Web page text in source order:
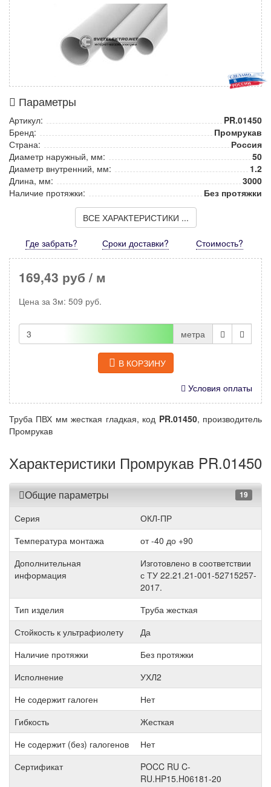
Параметры
Артикул:
PR.01450
Бренд:
Промрукав
Страна:
Россия
Диаметр наружный, мм:
50
Диаметр внутренний, мм:
1.2
Длина, мм:
3000
Наличие протяжки:
Без протяжки
ВСЕ ХАРАКТЕРИСТИКИ ...
Где забрать? Сроки доставки? Стоимость?
169,43 руб / м
Цена за 3м: 509 руб.
метра
В КОРЗИНУ
Условия оплаты
Труба ПВХ мм жесткая гладкая, код PR.01450, производитель
Промрукав
Характеристики Промрукав PR.01450
Общие параметры 19
Серия
ОКЛ-ПР
Температура монтажа
от -40 до +90
Дополнительная
информация
Изготовлено в соответствии
с ТУ 22.21.21-001-52715257-
2017.
Тип изделия
Труба жесткая
Стойкость к ультрафиолету
Да
Наличие протяжки
Без протяжки
Исполнение
УХЛ2
Не содержит галоген
Нет
Гибкость
Жесткая
Не содержит (без) галогенов
Нет
Сертификат
POCC RU C-
RU.HP15.H06181-20